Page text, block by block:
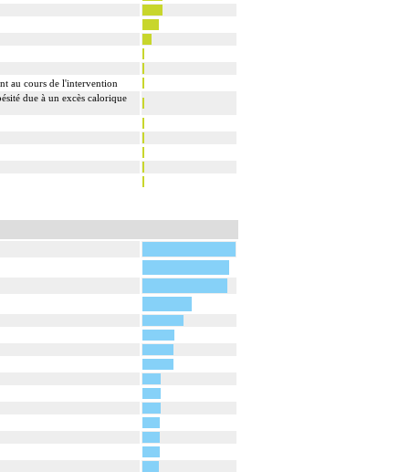
au cours de l'intervention
due à un excès calorique